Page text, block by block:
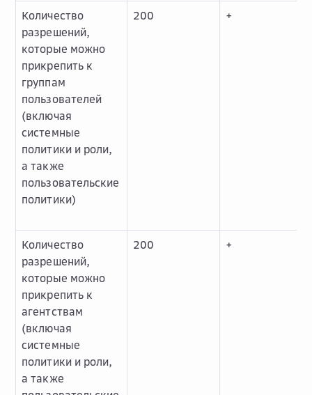
Количество
разрешений,
которые можно
прикрепить к
группам
пользователей
(включая
системные
политики и роли,
а также
пользовательские
политики)
200 +
Количество
разрешений,
которые можно
прикрепить к
агентствам
(включая
системные
политики и роли,
а также
200 +